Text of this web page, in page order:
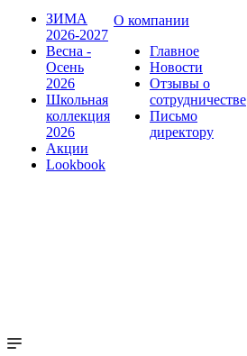
ЗИМА
2026-2027
Весна -
Осень
2026
Школьная
коллекция
2026
Акции
Lookbook
О компании
Главное
Новости
Отзывы о
сотрудничестве
Письмо
директору